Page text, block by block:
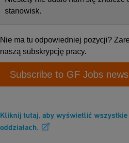
Kliknij tutaj, aby wyświetlić
oddziałach.